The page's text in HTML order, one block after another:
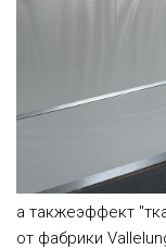
а такжеэффект
от фабрики